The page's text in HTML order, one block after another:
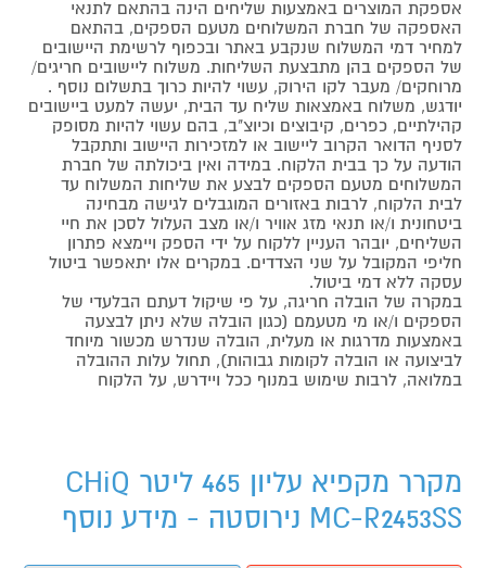
אספקת המוצרים באמצעות שליחים הינה בהתאם לתנאי
האספקה של חברת המשלוחים מטעם הספקים, בהתאם
למחיר דמי המשלוח שנקבע באתר ובכפוף לרשימת היישובים
של הספקים בהן מתבצעת השליחות. משלוח ליישובים חריגים/
מרוחקים/ מעבר לקו הירוק, עשוי להיות כרוך בתשלום נוסף .
יודגש, משלוח באמצאות שליח עד הבית, יעשה למעט ביישובים
קהילתיים, כפרים, קיבוצים וכיוצ"ב, בהם עשוי להיות מסופק
לסניף הדואר הקרוב ליישוב או למזכירות היישוב ותתקבל
הודעה על כך בבית הלקוח. במידה ואין ביכולתה של חברת
המשלוחים מטעם הספקים לבצע את שליחות המשלוח עד
לבית הלקוח, לרבות באזורים המוגבלים לגישה מבחינה
ביטחונית ו/או תנאי מזג אוויר ו/או מצב העלול לסכן את חיי
השליחים, יובהר העניין ללקוח על ידי הספק ויימצא פתרון
חליפי המקובל על שני הצדדים. במקרים אלו יתאפשר ביטול
עסקה ללא דמי ביטול.
במקרה של הובלה חריגה, על פי שיקול דעתם הבלעדי של
הספקים ו/או מי מטעמם (כגון הובלה שלא ניתן לבצעה
באמצעות מדרגות או מעלית, הובלה שנדרש מכשור מיוחד
לביצועה או הובלה לקומות גבוהות), תחול עלות ההובלה
במלואה, לרבות שימוש במנוף ככל ויידרש, על הלקוח
מקרר מקפיא עליון 465 ליטר CHiQ
MC-R2453SS נירוסטה - מידע נוסף